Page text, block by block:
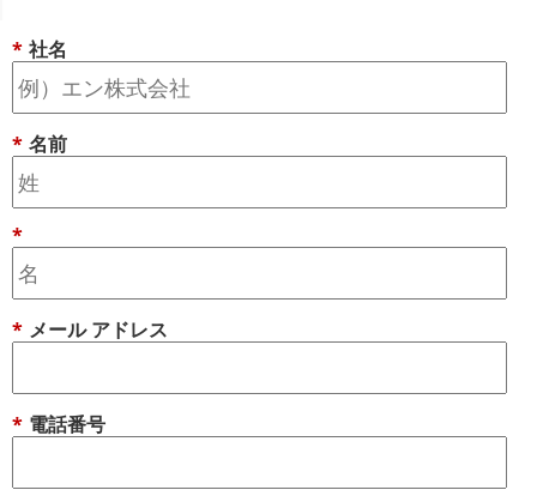
* 社名
* 名前
*
* メール アドレス
* 電話番号